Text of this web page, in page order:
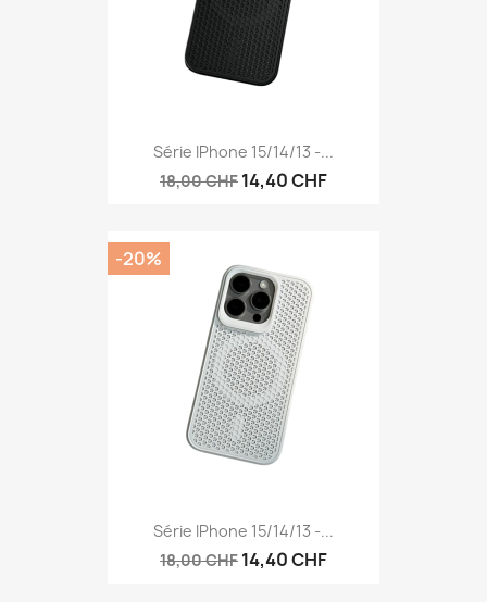
Série IPhone 15/14/13 -...
18,00 CHF 14,40 CHF
Série IPhone 15/14/13 -...
18,00 CHF 14,40 CHF
-20%